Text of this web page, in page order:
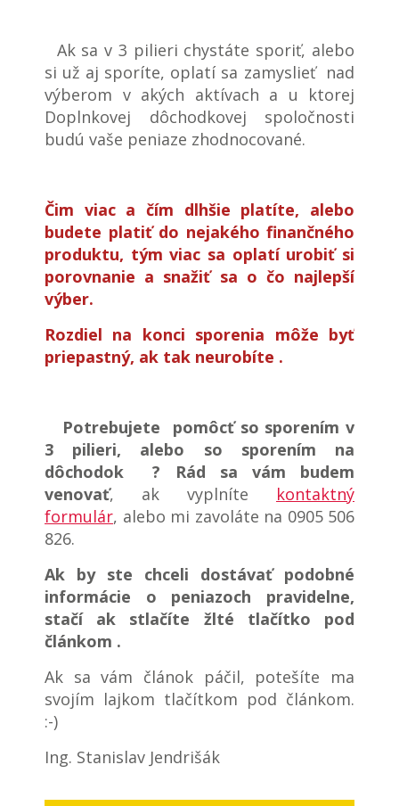
Ak sa v 3 pilieri chystáte sporiť, alebo
si už aj sporíte, oplatí sa zamyslieť nad
výberom v akých aktívach a u ktorej
Doplnkovej dôchodkovej spoločnosti
budú vaše peniaze zhodnocované.
Čim viac a čím dlhšie platíte, alebo
budete platiť do nejakého finančného
produktu, tým viac sa oplatí urobiť si
porovnanie a snažiť sa o čo najlepší
výber.
Rozdiel na konci sporenia môže byť
priepastný, ak tak neurobíte .
Potrebujete pomôcť so sporením v
3 pilieri, alebo so sporením na
dôchodok ? Rád sa vám budem
venovať, ak vyplníte kontaktný
formulár, alebo mi zavoláte na 0905 506
826.
Ak by ste chceli dostávať podobné
informácie o peniazoch pravidelne,
stačí ak stlačíte žlté tlačítko pod
článkom .
Ak sa vám článok páčil, potešíte ma
svojím lajkom tlačítkom pod článkom.
:-)
Ing. Stanislav Jendrišák